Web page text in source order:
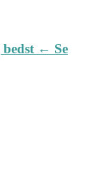
bedst ← Se